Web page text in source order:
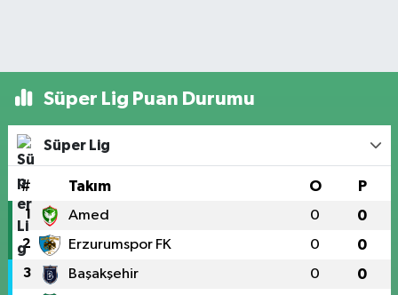
Süper Lig Puan Durumu
Süper Lig
# Takım O P
1 Amed 0 0
2 Erzurumspor FK 0 0
3 Başakşehir 0 0